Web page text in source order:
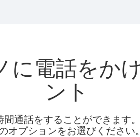
に電話をか
ント
通話をすることができます
オプションをお選びください。